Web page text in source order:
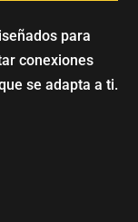
para
conexiones
se adapta a ti.